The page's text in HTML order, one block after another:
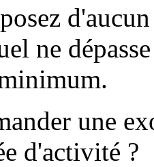
ne
une
d'activité ?